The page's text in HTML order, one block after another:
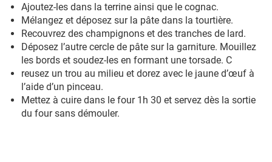
Ajoutez-les dans la terrine ainsi que le cognac.
Mélangez et déposez sur la pâte dans la tourtière.
Recouvrez des champignons et des tranches de lard.
Déposez l’autre cercle de pâte sur la garniture. Mouillez
les bords et soudez-les en formant une torsade. C
reusez un trou au milieu et dorez avec le jaune d’œuf à
l’aide d’un pinceau.
Mettez à cuire dans le four 1h 30 et servez dès la sortie
du four sans démouler.